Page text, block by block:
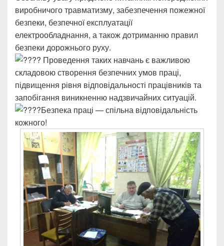
виробничого травматизму, забезпечення пожежної
безпеки, безпечної експлуатації
електрообладнання, а також дотриманню правил
безпеки дорожнього руху.
Проведення таких навчань є важливою
складовою створення безпечних умов праці,
підвищення рівня відповідальності працівників та
запобігання виникненню надзвичайних ситуацій.
Безпека праці — спільна відповідальність
кожного!